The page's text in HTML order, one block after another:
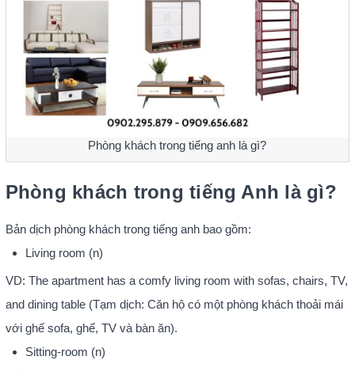
Phòng khách trong tiếng anh là gì?
Phòng khách trong tiếng Anh là gì?
Bản dịch phòng khách trong tiếng anh bao gồm:
Living room (n)
VD: The apartment has a comfy living room with sofas, chairs, TV,
and dining table (Tạm dịch: Căn hộ có một phòng khách thoải mái
với ghế sofa, ghế, TV và bàn ăn).
Sitting-room (n)